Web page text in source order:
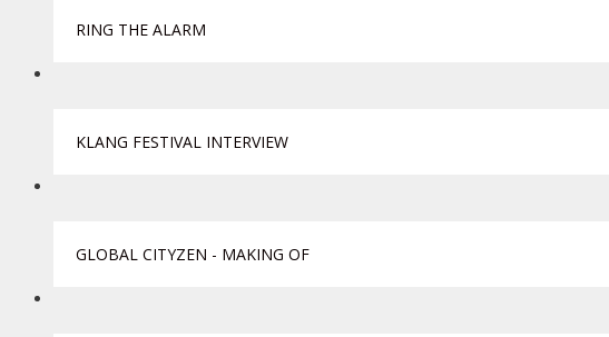
RING THE ALARM
KLANG FESTIVAL INTERVIEW
GLOBAL CITYZEN - MAKING OF